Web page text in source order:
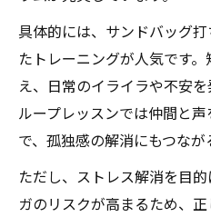
具体的には、サンドバッグ
たトレーニングが人気です
え、日常のイライラや不安
ループレッスンでは仲間と
で、孤独感の解消にもつなが
ただし、ストレス解消を目
ガのリスクが高まるため、